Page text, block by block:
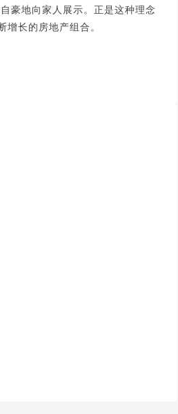
豪地向家人展示。正是这种理念
长的房地产组合。